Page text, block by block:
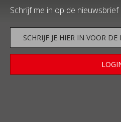
Schrijf me in op de nieuwsbrief !
SCHRIJF JE HIER IN VOOR